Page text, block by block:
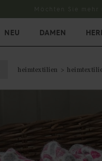
Möchten Sie
NEU DAMEN
heimtextilien